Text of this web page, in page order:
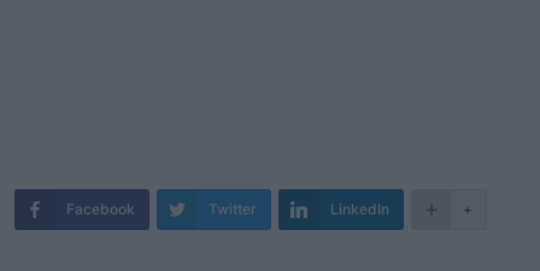
Facebook Twitter LinkedIn +